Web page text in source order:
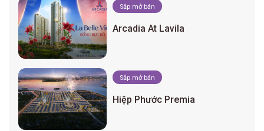
Sắp mở bán
Arcadia At Lavila
Sắp mở bán
Hiệp Phước Premia